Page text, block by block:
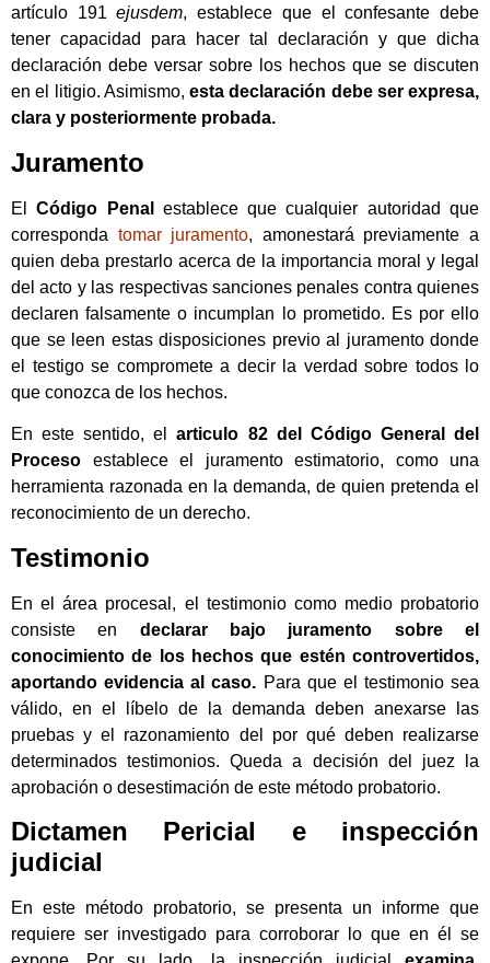
artículo 191ejusdem, establece que el confesante debe
tener capacidad para hacer tal declaración y que dicha
declaración debe versar sobre los hechos que se discuten
en el litigio. Asimismo, esta declaración debe ser expresa,
clara y posteriormente probada.
Juramento
ElCódigo Penal
establece que cualquier autoridad que
corresponda tomar juramento, amonestará previamente a
quien deba prestarlo acerca de la importancia moral y legal
del acto y las respectivas sanciones penales contra quienes
declaren falsamente o incumplan lo prometido. Es por ello
que se leen estas disposiciones previo al juramento donde
el testigo se compromete a decir la verdad sobre todos lo
que conozca de los hechos.
En este sentido, elarticulo 82 del Código General del
Proceso establece el juramento estimatorio, como una
herramienta razonada en la demanda, de quien pretenda el
reconocimiento de un derecho.
Testimonio
En el área procesal, el testimonio como medio probatorio
consiste en declarar bajo juramento sobre el
conocimiento de los hechos que estén controvertidos,
aportando evidencia al caso. Para que el testimonio sea
válido, en el líbelo de la demanda deben anexarse las
pruebas y el razonamiento del por qué deben realizarse
determinados testimonios. Queda a decisión del juez la
aprobación o desestimación de este método probatorio.
Dictamen Pericial e inspección
judicial
En este método probatorio, se presenta un informe que
requiere ser investigado para corroborar lo que en él se